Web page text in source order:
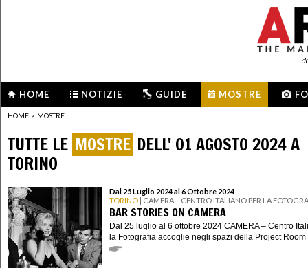
HOME NOTIZIE GUIDE MOSTRE
HOME > MOSTRE
TUTTE LE MOSTRE DELL' 01 AGOSTO 2024 A
TORINO
Dal 25 Luglio 2024 al 6 Ottobre 2024
TORINO | CAMERA – CENTRO ITALIANO PER LA
BAR STORIES ON CAMERA
Dal 25 luglio al 6 ottobre 2024 CAMERA – Centro
la Fotografia accoglie negli spazi della Project Room